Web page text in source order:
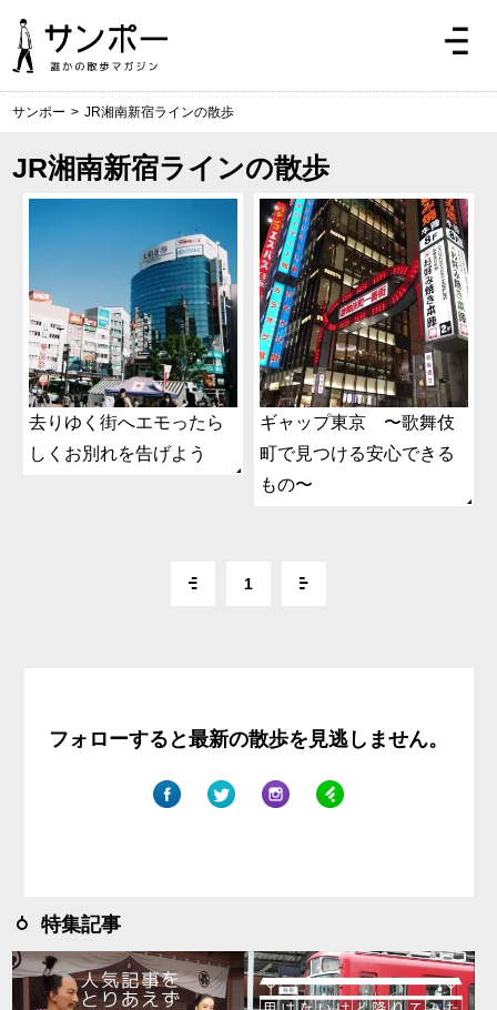
サンポー > JR湘南新宿ラインの散歩
JR湘南新宿ラインの散歩
去りゆく街へエモったら
しくお別れを告げよう
ギャップ東京 〜歌舞伎
町で見つける安心できる
もの〜
1
フォローすると最新の散歩を見逃しません。
特集記事